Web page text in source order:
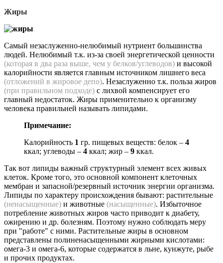
Жиры
Самый незаслуженно-нелюбимый нутриент большинства
людей. Нелюбимый т.к. из-за своей энергетической ценности
(которая в два раза выше, чем у белков/углеводов) и высокой
калорийности является главным источником лишнего веса
(отложений в жировое депо). Незаслуженно т.к. польза жиров
(при правильном подходе) с лихвой компенсирует его
главный недостаток. Жиры применительно к организму
человека правильней называть липидами.
Примечание:
Калорийность 1 гр. пищевых веществ: белок – 4
ккал; углеводы – 4 ккал; жир – 9 ккал.
Так вот липиды важный структурный элемент всех живых
клеток. Кроме того, это основной компонент клеточных
мембран и запасной/резервный источник энергии организма.
Липиды по характеру происхождения бывают: растительные
(ненасыщенные) и животные (насыщенные). Избыточное
потребление животных жиров часто приводит к диабету,
ожирению и др. болезням. Поэтому нужно соблюдать меру
при "работе" с ними. Растительные жиры в основном
представлены полиненасыщенными жирными кислотами:
омега-3 и омега-6, которые содержатся в льне, кунжуте, рыбе
и прочих продуктах.